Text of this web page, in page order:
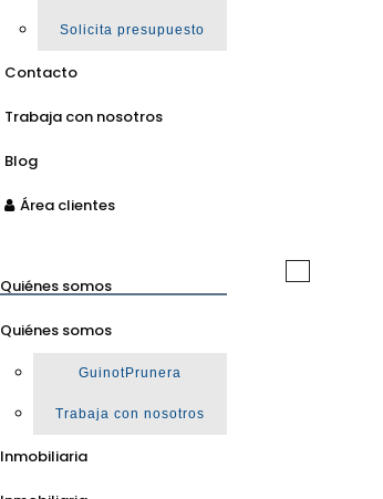
Solicita presupuesto
Contacto
Trabaja con nosotros
Blog
Área clientes
Toggle
Quiénes somos
Quiénes somos
GuinotPrunera
Trabaja con nosotros
Inmobiliaria